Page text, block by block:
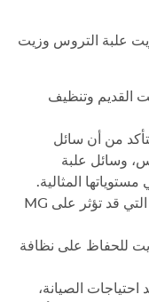
علبة التروس وزيت
القديم وتنظيف
من أن سائل
وسائل علبة
المثالية.
قد تؤثر على MG
للحفاظ على نظافة
احتياجات الصيانة،